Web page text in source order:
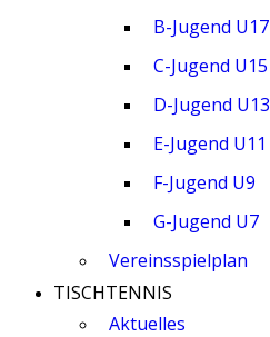
B-Jugend U17
C-Jugend U15
D-Jugend U13
E-Jugend U11
F-Jugend U9
G-Jugend U7
Vereinsspielplan
TISCHTENNIS
Aktuelles